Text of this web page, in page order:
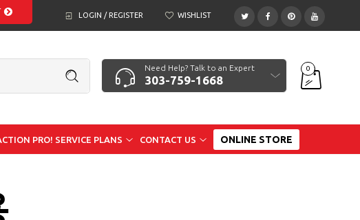
LOGIN / REGISTER WISHLIST
Need Help? Talk to an Expert
303-759-1668
0
PRO! SERVICE PLANS CONTACT US ONLINE STORE